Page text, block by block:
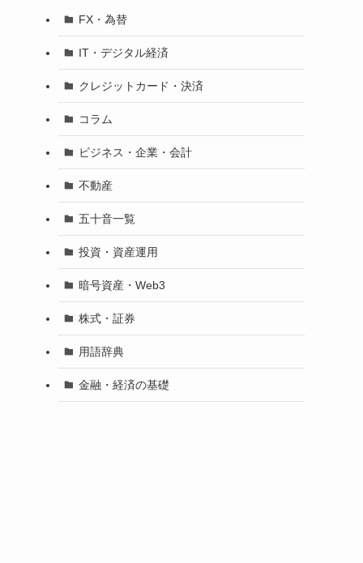
FX・為替
IT・デジタル経済
クレジットカード・決済
コラム
ビジネス・企業・会計
不動産
五十音一覧
投資・資産運用
暗号資産・Web3
株式・証券
用語辞典
金融・経済の基礎